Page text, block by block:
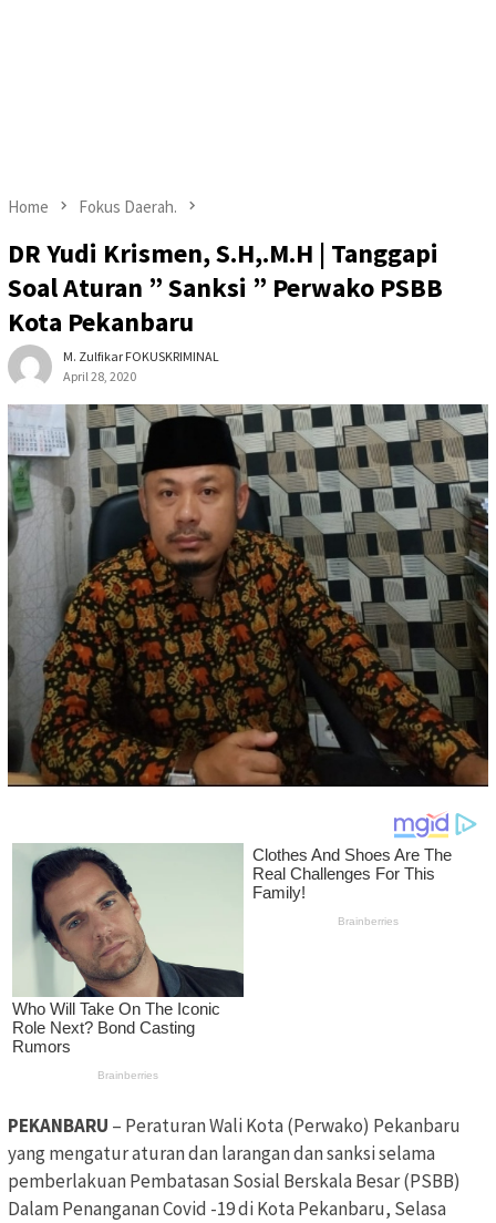
Home Fokus Daerah.
DR Yudi Krismen, S.H,.M.H | Tanggapi
Soal Aturan ” Sanksi ” Perwako PSBB
Kota Pekanbaru
M. Zulfikar FOKUSKRIMINAL
April 28, 2020
PEKANBARU – Peraturan Wali Kota (Perwako) Pekanbaru
yang mengatur aturan dan larangan dan sanksi selama
pemberlakuan Pembatasan Sosial Berskala Besar (PSBB)
Dalam Penanganan Covid -19 di Kota Pekanbaru, Selasa